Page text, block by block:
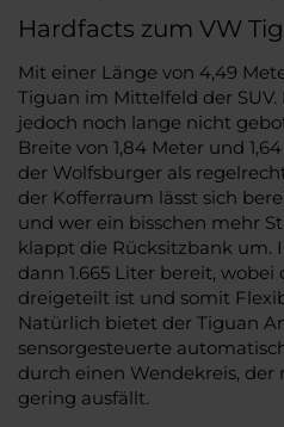
Hardfacts zum VW
Mit einer Länge von 4,49
Tiguan im Mittelfeld der
jedoch noch lange nicht
Breite von 1,84 Meter und
der Wolfsburger als
der Kofferraum lässt sich
und wer ein bisschen mehr
klappt die Rücksitzbank um.
dann 1.665 Liter bereit,
dreigeteilt ist und somit
Natürlich bietet der Tiguan
sensorgesteuerte
durch einen Wendekreis, der
gering ausfällt.